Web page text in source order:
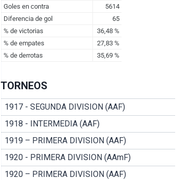
TORNEOS
1917 - SEGUNDA DIVISION (AAF)
1918 - INTERMEDIA (AAF)
1919 – PRIMERA DIVISION (AAF)
1920 - PRIMERA DIVISION (AAmF)
1920 – PRIMERA DIVISION (AAF)